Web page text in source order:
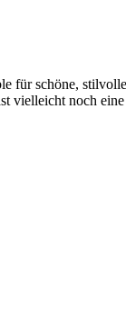
für schöne,
noch